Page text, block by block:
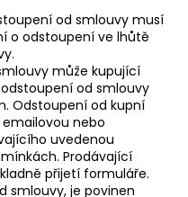
od smlouvy musí
o odstoupení ve lhůtě
může kupující
od smlouvy
Odstoupení od kupní
nebo
uvedenou
Prodávající
přijetí formuláře.
smlouvy, je povinen